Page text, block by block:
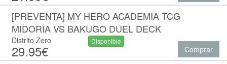
[PREVENTA] MY HERO ACADEMIA TCG
MIDORIA VS BAKUGO DUEL DECK
Distrito Zero
29.95€
Disponible
Comprar